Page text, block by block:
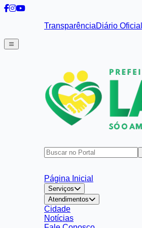
TransparênciaDiário Oficial
Página Inicial
Serviços
Atendimentos
Cidade
Notícias